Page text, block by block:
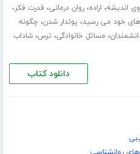
اندیشه، اراده،روان درمانی، قدرت فکر،
خود می رسید، پولدار شدن، چگونه
، مسائل خانوادگی، ترس،شاداب
دانلود کتاب